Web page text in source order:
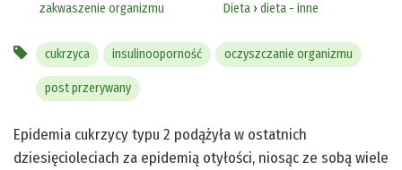
zakwaszenie organizmu
Dieta› dieta - inne
cukrzyca insulinooporność oczyszczanie organizmu
post przerywany
Epidemia cukrzycy typu 2 podążyła w ostatnich
dziesięcioleciach za epidemią otyłości, niosąc ze sobą wiele